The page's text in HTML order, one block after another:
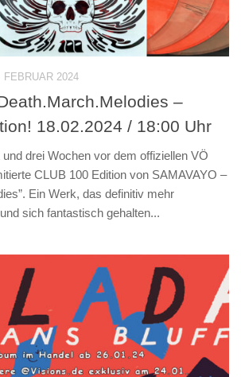
FEBRUAR 2024
–
18.02.2024 / 18:00 Uhr
drei Wochen vor dem offiziellen VÖ
CLUB 100 Edition von SAMAVAYO –
Ein Werk, das definitiv mehr
sich fantastisch gehalten...